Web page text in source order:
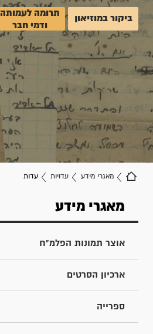
ביקור במוזיאון
תרומה לעמותה
ודמי חבר
מאגרי מידע עדויות עדות
מאגרי מידע
אוצר תמונות הפלמ"ח
ארכיון הסרטים
ספרייה